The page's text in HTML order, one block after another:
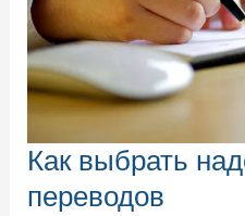
Как выбрать
переводов
Как
выбрать
надежное
бюро